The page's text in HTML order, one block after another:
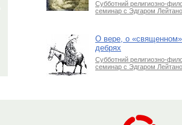
Субботний религиозно-
семинар с Эдгаром
О вере, о «священном»
дебрях
Субботний религиозно-
семинар с Эдгаром